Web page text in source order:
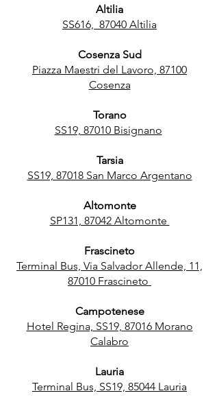
Altilia
SS616, 87040 Altilia
Cosenza Sud
Piazza Maestri del Lavoro, 87100
Cosenza
Torano
SS19, 87010 Bisignano
Tarsia
SS19, 87018 San Marco Argentano
Altomonte
SP131, 87042 Altomonte
Frascineto
Terminal Bus, Via Salvador Allende, 11,
87010 Frascineto
Campotenese
Hotel Regina, SS19, 87016 Morano
Calabro
Lauria
Terminal Bus, SS19, 85044 Lauria